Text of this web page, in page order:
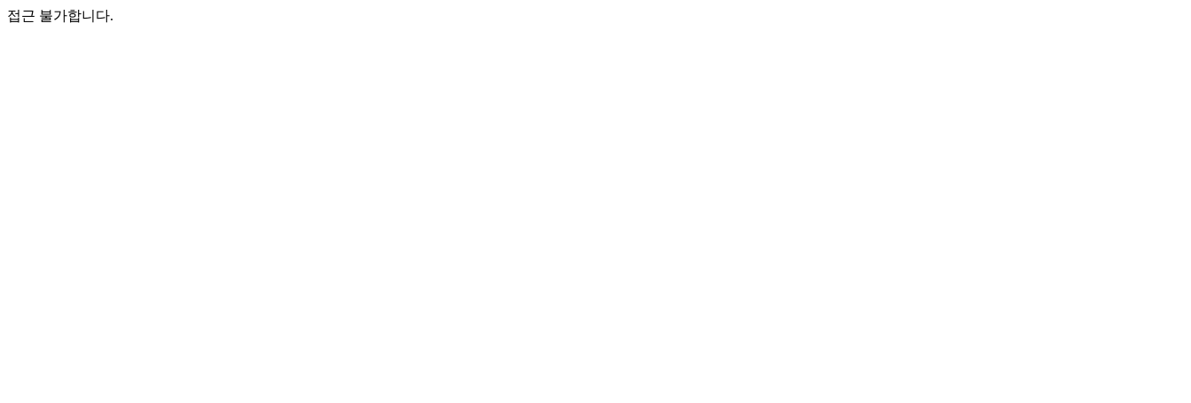
접근 불가합니다.